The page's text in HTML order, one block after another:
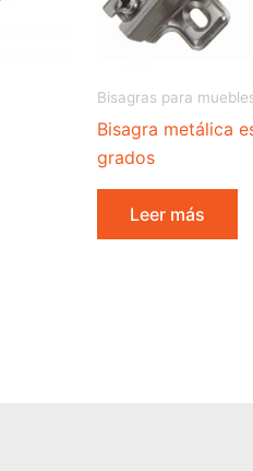
Bisagras para
Bisagra metálica
grados
Leer más